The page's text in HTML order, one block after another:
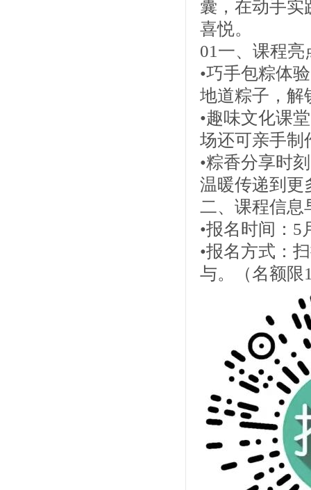
囊，在动手实
喜悦。
01一、课程亮
•巧手包粽体
地道粽子，解
•趣味文化课
场还可亲手制
•粽香分享时
温暖传递到更
二、课程信息
•报名时间：5
•报名方式：
与。（名额限